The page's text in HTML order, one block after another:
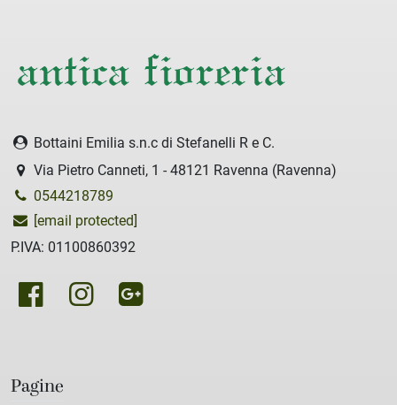
Bottaini Emilia s.n.c di Stefanelli R e C.
Via Pietro Canneti, 1 - 48121 Ravenna (Ravenna)
0544218789
[email protected]
P.IVA: 01100860392
Pagine